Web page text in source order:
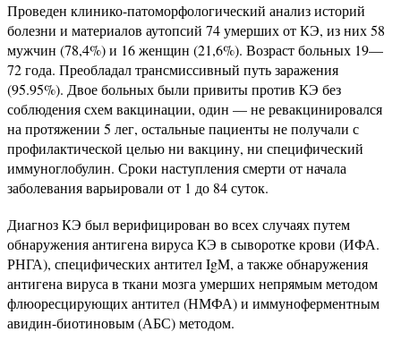
Проведен клинико-патоморфологический анализ историй
болезни и материалов аутопсий 74 умерших от КЭ, из них 58
мужчин (78,4%) и 16 женщин (21,6%). Возраст больных 19—
72 года. Преобладал трансмиссивный путь заражения
(95.95%). Двое больных были привиты против КЭ без
соблюдения схем вакцинации, один — не ревакцинировался
на протяжении 5 лег, остальные пациенты не получали с
профилактической целью ни вакцину, ни специфический
иммуноглобулин. Сроки наступления смерти от начала
заболевания варьировали от 1 до 84 суток.
Диагноз КЭ был верифицирован во всех случаях путем
обнаружения антигена вируса КЭ в сыворотке крови (ИФА.
РНГА), специфических антител IgM, а также обнаружения
антигена вируса в ткани мозга умерших непрямым методом
флюоресцирующих антител (НМФА) и иммуноферментным
авидин-биотиновым (АБС) методом.